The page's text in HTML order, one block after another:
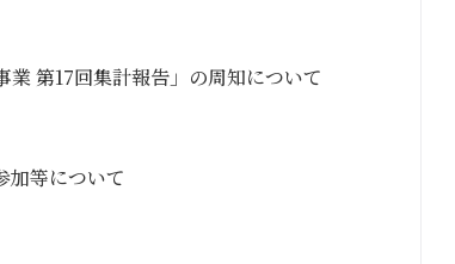
業 第17回集計報告」の周知について
加等について